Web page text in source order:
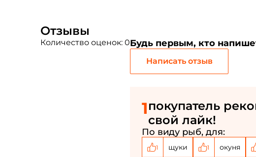
Отзывы
Количество оценок: 0Будь первым, кто
Написать отзыв
1покупатель
свой лайк!
По виду рыб, для:
1 щуки 1 окуня